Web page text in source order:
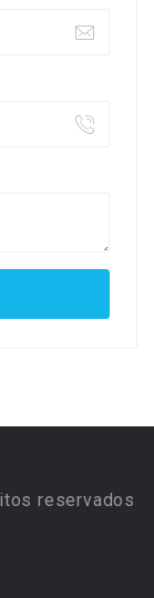
reservados